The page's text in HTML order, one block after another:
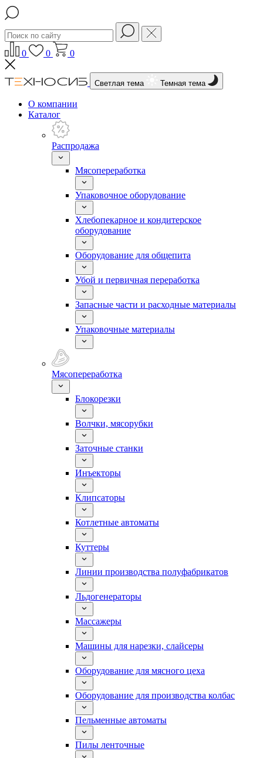
0 0 0
Светлая тема Темная тема
О компании
Каталог
Распродажа
Мясопереработка
Упаковочное оборудование
Хлебопекарное и кондитерское
оборудование
Оборудование для общепита
Убой и первичная переработка
Запасные части и расходные материалы
Упаковочные материалы
Мясопереработка
Блокорезки
Волчки, мясорубки
Заточные станки
Инъекторы
Клипсаторы
Котлетные автоматы
Куттеры
Линии производства полуфабрикатов
Льдогенераторы
Массажеры
Машины для нарезки, слайсеры
Оборудование для мясного цеха
Оборудование для производства колбас
Пельменные автоматы
Пилы ленточные